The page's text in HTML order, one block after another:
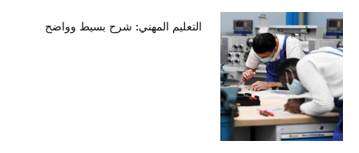
التعليم المهني: شرح بسيط وواضح